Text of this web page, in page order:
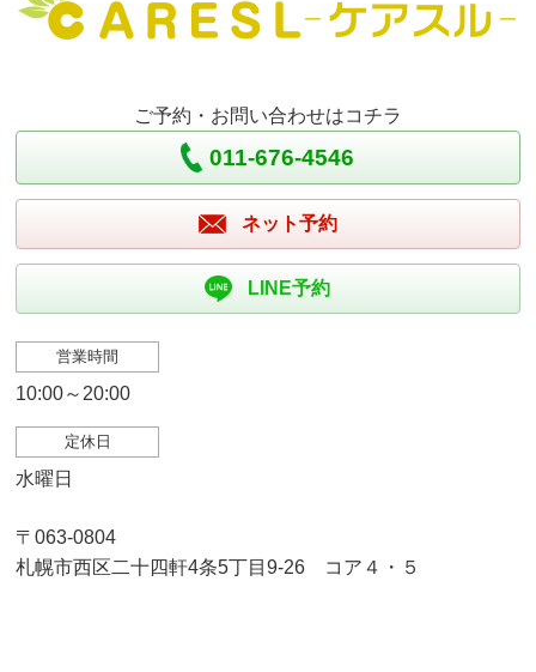
ご予約・お問い合わせはコチラ
011-676-4546
ネット予約
LINE予約
営業時間
10:00～20:00
定休日
水曜日
〒063-0804
札幌市西区二十四軒4条5丁目9-26 コア４・５